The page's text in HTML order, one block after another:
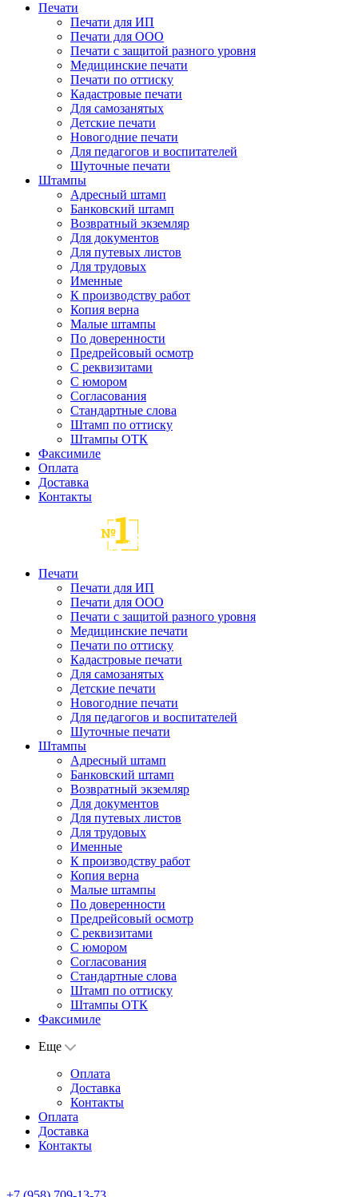
Печати
Печати для ИП
Печати для ООО
Печати с защитой разного уровня
Медицинские печати
Печати по оттиску
Кадастровые печати
Для самозанятых
Детские печати
Новогодние печати
Для педагогов и воспитателей
Шуточные печати
Штампы
Адресный штамп
Банковский штамп
Возвратный экземляр
Для документов
Для путевых листов
Для трудовых
Именные
К производству работ
Копия верна
Малые штампы
По доверенности
Предрейсовый осмотр
С реквизитами
С юмором
Согласования
Стандартные слова
Штамп по оттиску
Штампы ОТК
Факсимиле
Оплата
Доставка
Контакты
Печати
Печати для ИП
Печати для ООО
Печати с защитой разного уровня
Медицинские печати
Печати по оттиску
Кадастровые печати
Для самозанятых
Детские печати
Новогодние печати
Для педагогов и воспитателей
Шуточные печати
Штампы
Адресный штамп
Банковский штамп
Возвратный экземляр
Для документов
Для путевых листов
Для трудовых
Именные
К производству работ
Копия верна
Малые штампы
По доверенности
Предрейсовый осмотр
С реквизитами
С юмором
Согласования
Стандартные слова
Штамп по оттиску
Штампы ОТК
Факсимиле
Еще
Оплата
Доставка
Контакты
Оплата
Доставка
Контакты